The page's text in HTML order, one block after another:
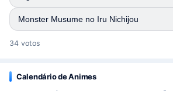
Monster Musume no Iru Nichijou
34 votos
Calendário de Animes